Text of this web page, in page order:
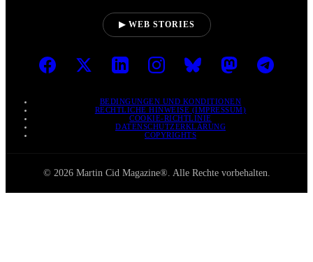
▶ WEB STORIES
BEDINGUNGEN UND KONDITIONEN
RECHTLICHE HINWEISE (IMPRESSUM)
COOKIE-RICHTLINIE
DATENSCHUTZERKLÄRUNG
COPYRIGHTS
© 2026 Martin Cid Magazine®. Alle Rechte vorbehalten.